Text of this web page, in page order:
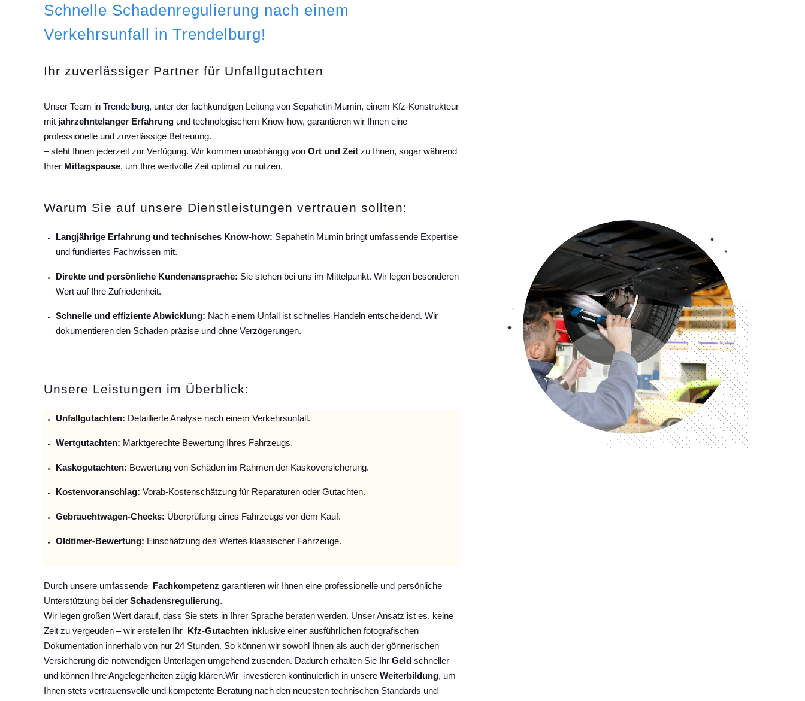
Schnelle Schadenregulierung nach einem
Verkehrsunfall in Trendelburg!
Ihr zuverlässiger Partner für Unfallgutachten
Unser Team in Trendelburg, unter der fachkundigen Leitung von Sepahetin Mumin, einem Kfz-Konstrukteur
mit jahrzehntelanger Erfahrung und technologischem Know-how, garantieren wir Ihnen eine
professionelle und zuverlässige Betreuung.
– steht Ihnen jederzeit zur Verfügung. Wir kommen unabhängig von Ort und Zeit zu Ihnen, sogar während
Ihrer Mittagspause, um Ihre wertvolle Zeit optimal zu nutzen.
Warum Sie auf unsere Dienstleistungen vertrauen sollten:
Langjährige Erfahrung und technisches Know-how: Sepahetin Mumin bringt umfassende Expertise
und fundiertes Fachwissen mit.
Direkte und persönliche Kundenansprache: Sie stehen bei uns im Mittelpunkt. Wir legen besonderen
Wert auf Ihre Zufriedenheit.
Schnelle und effiziente Abwicklung: Nach einem Unfall ist schnelles Handeln entscheidend. Wir
dokumentieren den Schaden präzise und ohne Verzögerungen.
Unsere Leistungen im Überblick:
Unfallgutachten: Detaillierte Analyse nach einem Verkehrsunfall.
Wertgutachten: Marktgerechte Bewertung Ihres Fahrzeugs.
Kaskogutachten: Bewertung von Schäden im Rahmen der Kaskoversicherung.
Kostenvoranschlag: Vorab-Kostenschätzung für Reparaturen oder Gutachten.
Gebrauchtwagen-Checks: Überprüfung eines Fahrzeugs vor dem Kauf.
Oldtimer-Bewertung: Einschätzung des Wertes klassischer Fahrzeuge.
Durch unsere umfassende Fachkompetenz garantieren wir Ihnen eine professionelle und persönliche
Unterstützung bei der Schadensregulierung.
Wir legen großen Wert darauf, dass Sie stets in Ihrer Sprache beraten werden. Unser Ansatz ist es, keine
Zeit zu vergeuden – wir erstellen Ihr
Kfz-Gutachten inklusive einer ausführlichen fotografischen
Dokumentation innerhalb von nur 24 Stunden. So können wir sowohl Ihnen als auch der gönnerischen
Versicherung die notwendigen Unterlagen umgehend zusenden. Dadurch erhalten Sie Ihr Geld schneller
und können Ihre Angelegenheiten zügig klären.Wir investieren kontinuierlich in unsere Weiterbildung, um
Ihnen stets vertrauensvolle und kompetente Beratung nach den neuesten technischen Standards und